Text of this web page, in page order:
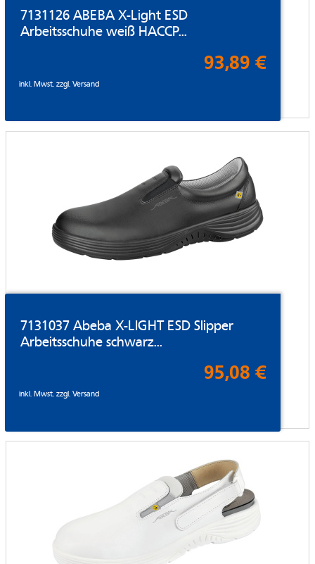
7131126 ABEBA X-Light ESD
Arbeitsschuhe weiß HACCP...
93,89 €
inkl. Mwst. zzgl.Versand
7131037 Abeba X-LIGHT ESD Slipper
Arbeitsschuhe schwarz...
95,08 €
inkl. Mwst. zzgl.Versand